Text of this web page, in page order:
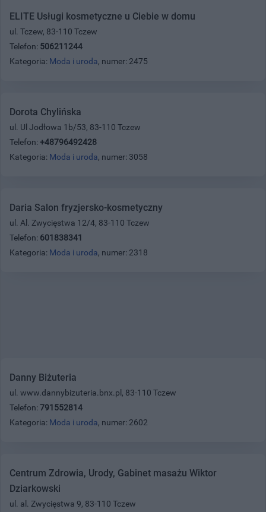
ELITE Usługi kosmetyczne u Ciebie w domu
ul. Tczew, 83-110 Tczew
Telefon: 506211244
Kategoria: Moda i uroda, numer: 2475
Dorota Chylińska
ul. Ul Jodłowa 1b/53, 83-110 Tczew
Telefon: +48796492428
Kategoria: Moda i uroda, numer: 3058
Daria Salon fryzjersko-kosmetyczny
ul. Al. Zwycięstwa 12/4, 83-110 Tczew
Telefon: 601838341
Kategoria: Moda i uroda, numer: 2318
Danny Biżuteria
ul. www.dannybizuteria.bnx.pl, 83-110 Tczew
Telefon: 791552814
Kategoria: Moda i uroda, numer: 2602
Centrum Zdrowia, Urody, Gabinet masażu Wiktor
Dziarkowski
ul. al. Zwycięstwa 9, 83-110 Tczew